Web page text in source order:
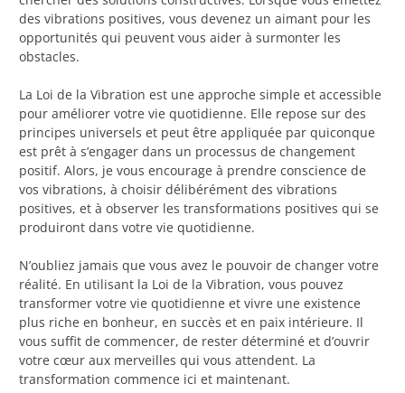
des vibrations positives, vous devenez un aimant pour les
opportunités qui peuvent vous aider à surmonter les
obstacles.
La Loi de la Vibration est une approche simple et accessible
pour améliorer votre vie quotidienne. Elle repose sur des
principes universels et peut être appliquée par quiconque
est prêt à s’engager dans un processus de changement
positif. Alors, je vous encourage à prendre conscience de
vos vibrations, à choisir délibérément des vibrations
positives, et à observer les transformations positives qui se
produiront dans votre vie quotidienne.
N’oubliez jamais que vous avez le pouvoir de changer votre
réalité. En utilisant la Loi de la Vibration, vous pouvez
transformer votre vie quotidienne et vivre une existence
plus riche en bonheur, en succès et en paix intérieure. Il
vous suffit de commencer, de rester déterminé et d’ouvrir
votre cœur aux merveilles qui vous attendent. La
transformation commence ici et maintenant.